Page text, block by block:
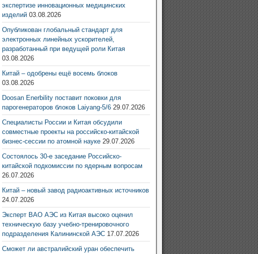
экспертизе инновационных медицинских
изделий 03.08.2026
Опубликован глобальный стандарт для
электронных линейных ускорителей,
разработанный при ведущей роли Китая
03.08.2026
Китай – одобрены ещё восемь блоков
03.08.2026
Doosan Enerbility поставит поковки для
парогенераторов блоков Laiyang-5/6 29.07.2026
Специалисты России и Китая обсудили
совместные проекты на российско-китайской
бизнес-сессии по атомной науке 29.07.2026
Состоялось 30-е заседание Российско-
китайской подкомиссии по ядерным вопросам
26.07.2026
Китай – новый завод радиоактивных источников
24.07.2026
Эксперт ВАО АЭС из Китая высоко оценил
техническую базу учебно-тренировочного
подразделения Калининской АЭС 17.07.2026
Сможет ли австралийский уран обеспечить